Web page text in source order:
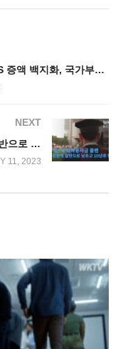
공화하원 새규칙 승인 ‘IRS 증액 백지화, 국가부채와 예산삭감 투쟁’ 착수
NEXT
바이든 새 학자융자금 플랜 ‘월 상환액 절반으로 낮추고 10년후 탕감’
11, 2023